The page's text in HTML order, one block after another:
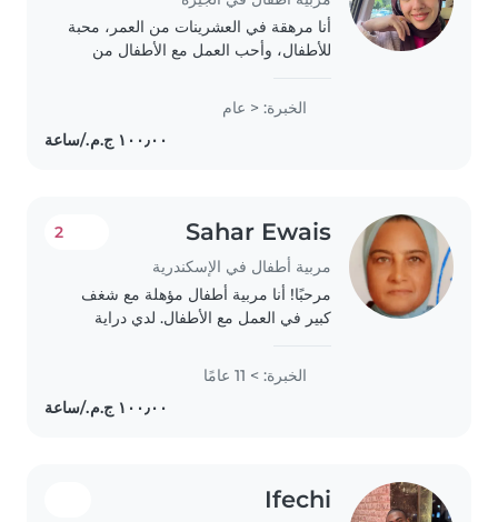
أنا مرهقة في العشرينات من العمر، محبة
للأطفال، وأحب العمل مع الأطفال من
واللغات، وأستمتع بمساعدة الأطفال في
أداء الواجبات المدرسية. أنا أتحمل
الخبرة: < عام
Sahar Ewais
مربية أطفال في الإسكندرية
2
مرحبًا! أنا مربية أطفال مؤهلة مع شغف
كبير في العمل مع الأطفال. لدي دراية
أعمل مع الأطفال في الأنشطة الإبداعية..
الخبرة: > 11 عامًا
Ifechi